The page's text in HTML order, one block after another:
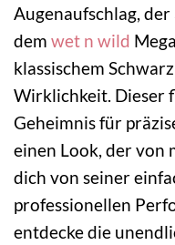
Augenaufschlag,
dem wet n wild
klassischem
Wirklichkeit. Dieser
Geheimnis für
einen Look, der von
dich von seiner
professionellen
entdecke die